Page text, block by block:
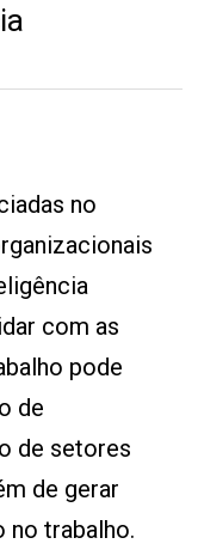
no
com as
pode
de
de setores
de gerar
no trabalho.